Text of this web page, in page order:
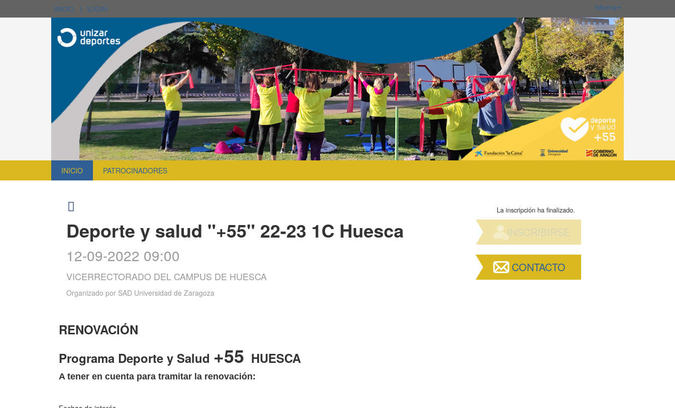
INICIO | LOGIN Idioma
INICIO PATROCINADORES
Deporte y salud "+55" 22-23 1C Huesca
12-09-2022 09:00
VICERRECTORADO DEL CAMPUS DE HUESCA
Organizado por SAD Universidad de Zaragoza
La inscripción ha finalizado.
INSCRIBIRSE
CONTACTO
RENOVACIÓN
Programa Deporte y Salud +55 HUESCA
A tener en cuenta para tramitar la renovación: